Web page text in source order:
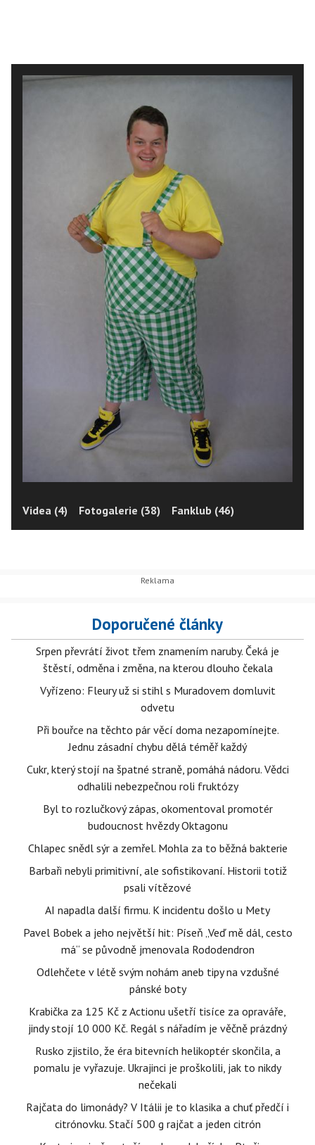
Videa (4) Fotogalerie (38) Fanklub (46)
Doporučené články
Srpen převrátí život třem znamením naruby. Čeká je
štěstí, odměna i změna, na kterou dlouho čekala
Vyřízeno: Fleury už si stihl s Muradovem domluvit
odvetu
Při bouřce na těchto pár věcí doma nezapomínejte.
Jednu zásadní chybu dělá téměř každý
Cukr, který stojí na špatné straně, pomáhá nádoru. Vědci
odhalili nebezpečnou roli fruktózy
Byl to rozlučkový zápas, okomentoval promotér
budoucnost hvězdy Oktagonu
Chlapec snědl sýr a zemřel. Mohla za to běžná bakterie
Barbaři nebyli primitivní, ale sofistikovaní. Historii totiž
psali vítězové
AI napadla další firmu. K incidentu došlo u Mety
Pavel Bobek a jeho největší hit: Píseň „Veď mě dál, cesto
má“ se původně jmenovala Rododendron
Odlehčete v létě svým nohám aneb tipy na vzdušné
pánské boty
Krabička za 125 Kč z Actionu ušetří tisíce za opraváře,
jindy stojí 10 000 Kč. Regál s nářadím je věčně prázdný
Rusko zjistilo, že éra bitevních helikoptér skončila, a
pomalu je vyřazuje. Ukrajinci je proškolili, jak to nikdy
nečekali
Rajčata do limonády? V Itálii je to klasika a chuť předčí i
citrónovku. Stačí 500 g rajčat a jeden citrón